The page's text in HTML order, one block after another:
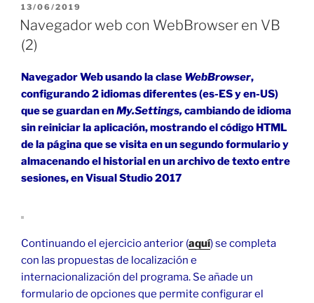
WebView
PUBLICADO
EL
13/06/2019
Navegador web con WebBrowser en VB
(2)
Navegador Web usando la clase WebBrowser,
configurando 2 idiomas diferentes (es-ES y en-US)
que se guardan enMy.Settings,cambiando de idioma
sin reiniciar la aplicación, mostrando el código HTML
de la página que se visita en un segundo formulario y
almacenando el historial en un archivo de texto entre
sesiones, en Visual Studio 2017
Continuando el ejercicio anterior (aquí) se completa
con las propuestas de localización e
internacionalización del programa. Se añade un
formulario de opciones que permite configurar el